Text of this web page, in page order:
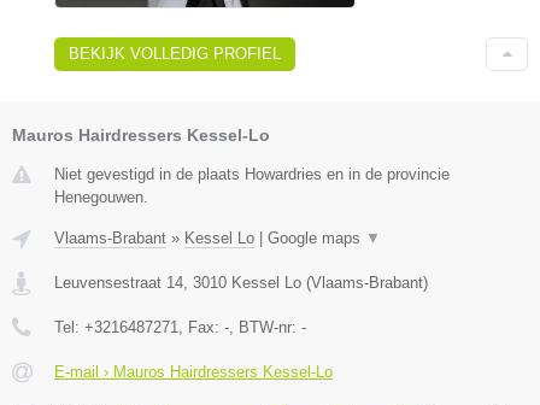
BEKIJK VOLLEDIG PROFIEL
Mauros Hairdressers Kessel-Lo
Niet gevestigd in de plaats Howardries en in de provincie
Henegouwen.
Vlaams-Brabant » Kessel Lo Google maps ▼
Leuvensestraat 14 3010 Kessel Lo (Vlaams-Brabant)
Tel: +3216487271 , Fax: - , BTW-nr: -
E-mail › Mauros Hairdressers Kessel-Lo